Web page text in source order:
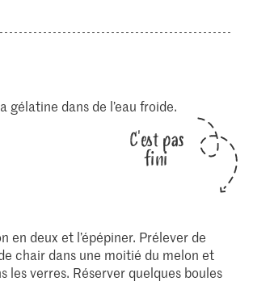
gélatine dans de l’eau froide.
C'est pas
fini
en deux et l’épépiner. Prélever de
chair dans une moitié du melon et
les verres. Réserver quelques boules